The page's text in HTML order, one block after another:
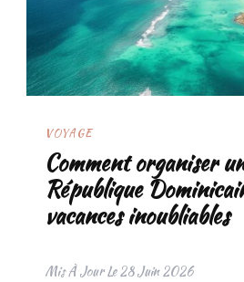
VOYAGE
Comment organiser
République
vacances inoubliables
Mis À Jour Le28 Juin 2026